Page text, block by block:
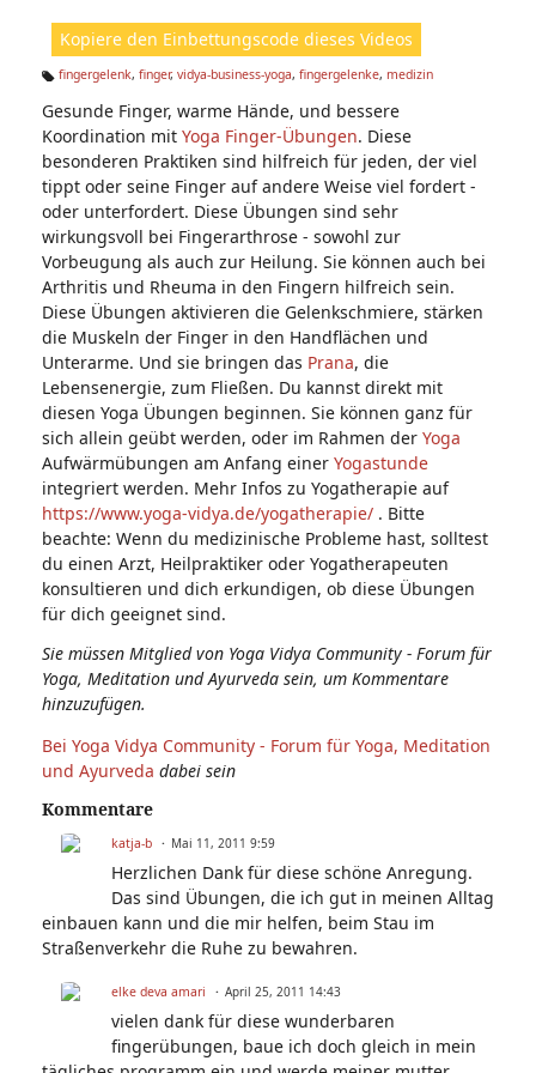
Kopiere den Einbettungscode dieses Videos
g
s:
fingergelenk, finger, vidya-business-yoga, fingergelenke, medizin
Gesunde Finger, warme Hände, und bessere
Koordination mit Yoga Finger-Übungen. Diese
besonderen Praktiken sind hilfreich für jeden, der viel
tippt oder seine Finger auf andere Weise viel fordert -
oder unterfordert. Diese Übungen sind sehr
wirkungsvoll bei Fingerarthrose - sowohl zur
Vorbeugung als auch zur Heilung. Sie können auch bei
Arthritis und Rheuma in den Fingern hilfreich sein.
Diese Übungen aktivieren die Gelenkschmiere, stärken
die Muskeln der Finger in den Handflächen und
Unterarme. Und sie bringen das Prana, die
Lebensenergie, zum Fließen. Du kannst direkt mit
diesen Yoga Übungen beginnen. Sie können ganz für
sich allein geübt werden, oder im Rahmen der Yoga
Aufwärmübungen am Anfang einer Yogastunde
integriert werden. Mehr Infos zu Yogatherapie auf
https://www.yoga-vidya.de/yogatherapie/ . Bitte
beachte: Wenn du medizinische Probleme hast, solltest
du einen Arzt, Heilpraktiker oder Yogatherapeuten
konsultieren und dich erkundigen, ob diese Übungen
für dich geeignet sind.
Sie müssen Mitglied von Yoga Vidya Community - Forum für
Yoga, Meditation und Ayurveda sein, um Kommentare
hinzuzufügen.
Bei Yoga Vidya Community - Forum für Yoga, Meditation
und Ayurveda dabei sein
Kommentare
katja-b Mai 11, 2011 9:59
Herzlichen Dank für diese schöne Anregung.
Das sind Übungen, die ich gut in meinen Alltag
einbauen kann und die mir helfen, beim Stau im
Straßenverkehr die Ruhe zu bewahren.
elke deva amari April 25, 2011 14:43
vielen dank für diese wunderbaren
fingerübungen, baue ich doch gleich in mein